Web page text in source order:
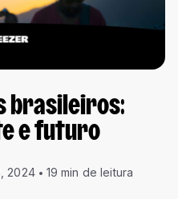
brasileiros:
e futuro
2024 19 min de leitura